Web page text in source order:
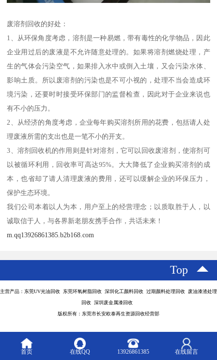
废溶剂回收的好处：
1、从环保角度考虑，溶剂是一种易燃，带有毒性的化学物品，因此
企业用过后的废液是不允许随意处理的。如果将溶剂燃烧处理，产
生的气体会污染空气，如果排入水中或倒入土壤，又会污染水体、
影响土质。所以废溶剂的污染也是不可小视的，处理不当会造成环
境污染，还要时时接受环保部门的监督检查，因此对于企业来说也
有不小的压力。
2、从经济的角度考虑，企业每年购买溶剂所用的花费，包括请人处
理废液所需的支出也是一笔不小的开支。
3、溶剂回收机的作用则是针对溶剂，它可以回收废溶剂，使溶剂可
以被循环利用，回收率可高达95%。大大降低了企业购买溶剂的成
本，也省却了请人清理废液的费用，还可以缓解企业的环保压力，
保护生态环境。
我们公司本着以人为本，用户至上的经营理念；以质取胜于人，以
诚取信于人，与各界新老朋友携手合作，共话未来！
m.qq13926861385.b2b168.com
Top
主营产品：东莞UV光油回收 东莞环氧树脂回收 深圳化工颜料回收 过期颜料处理回收 废油漆渣处理
回收 深圳废金属漆回收
版权所有：东莞市长安欧泰再生资源回收经营部
首页 在线QQ 13926861385 在线留言